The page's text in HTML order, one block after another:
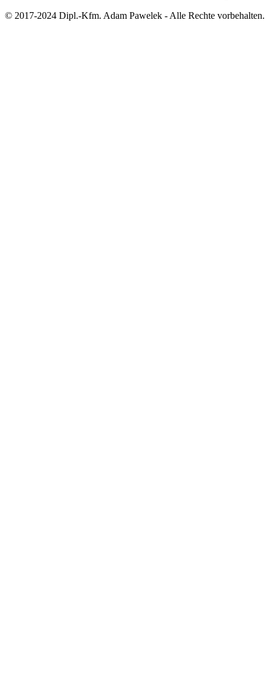
© 2017-2024 Dipl.-Kfm. Adam Pawelek - Alle Rechte vorbehalten.